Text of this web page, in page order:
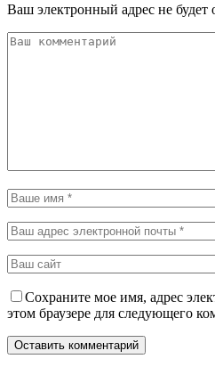
Ваш электронный адрес не будет
Сохраните мое имя, адрес
этом браузере для следующего